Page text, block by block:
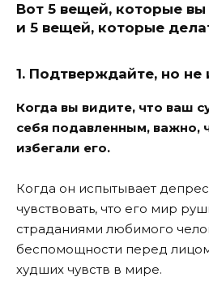
Вот 5 вещей, которые
и 5 вещей, которые
1. Подтверждайте, но не
Когда вы видите, что ваш
себя подавленным, важно,
избегали его.
Когда он испытывает
чувствовать, что его мир
страданиями любимого
беспомощности перед
худших чувств в мире.